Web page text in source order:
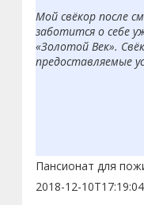
Мой свёкор после
заботится о себе
«Золотой Век».
предоставляемые
Пансионат для
2018-12-